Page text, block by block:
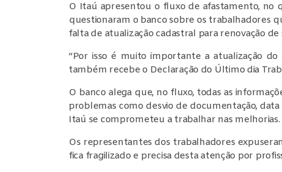
O Itaú apresentou o fluxo de afastamento, no
questionaram o banco sobre os trabalhadores
falta de atualização cadastral para renovação de
“Por isso é muito importante a atualização
também recebe o Declaração do Último dia
O banco alega que, no fluxo, todas as
problemas como desvio de documentação,
Itaú se comprometeu a trabalhar nas melhorias.
Os representantes dos trabalhadores
fica fragilizado e precisa desta atenção por